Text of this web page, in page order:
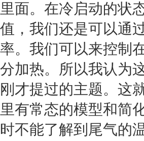
里面。在冷启动的状
值，我们还是可以通
率。我们可以来控制
分加热。所以我认为
刚才提过的主题。这
里有常态的模型和简
时不能了解到尾气的